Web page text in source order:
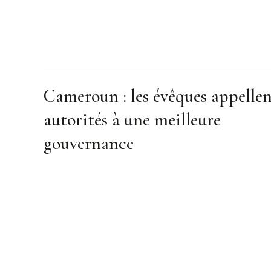
Cameroun : les évêques
autorités à une meilleure
gouvernance